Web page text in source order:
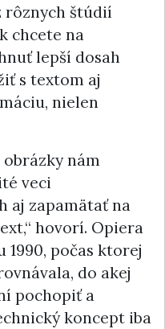
štúdií
chcete na
lepší dosah
s textom aj
nielen
obrázky nám
veci
aj zapamätať na
hovorí. Opiera
počas ktorej
do akej
pochopiť a
koncept iba